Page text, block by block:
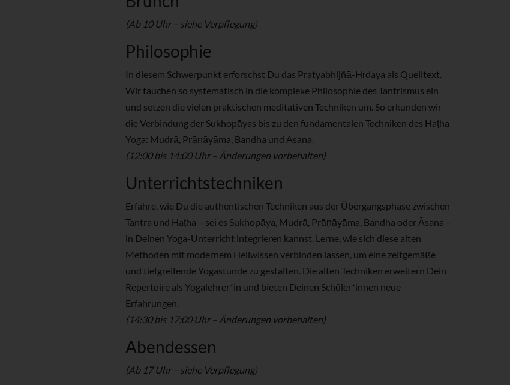
(Ab 10 Uhr – siehe Verpflegung)
Philosophie
In diesem Schwerpunkt erforschst Du das Pratyabhijñā-Hṛdaya als Quelltext.
Wir tauchen so systematisch in die komplexe Philosophie des Tantrismus ein
und setzen die vielen praktischen meditativen Techniken um. So erkunden wir
die Verbindung der Sukhopāyas bis zu den fundamentalen Techniken des Haṭha
Yoga: Mudrā, Prāṇāyāma, Bandha und Āsana.
(12:00 bis 14:00 Uhr – Änderungen vorbehalten)
Unterrichtstechniken
Erfahre, wie Du die authentischen Techniken aus der Übergangsphase zwischen
Tantra und Haṭha – sei es Sukhopāya, Mudrā, Prāṇāyāma, Bandha oder Āsana –
in Deinen Yoga-Unterricht integrieren kannst. Lerne, wie sich diese alten
Methoden mit modernem Heilwissen verbinden lassen, um eine zeitgemäße
und tiefgreifende Yogastunde zu gestalten. Die alten Techniken erweitern Dein
Repertoire als Yogalehrer*in und bieten Deinen Schüler*innen neue
Erfahrungen.
(14:30 bis 17:00 Uhr – Änderungen vorbehalten)
Abendessen
(Ab 17 Uhr – siehe Verpflegung)